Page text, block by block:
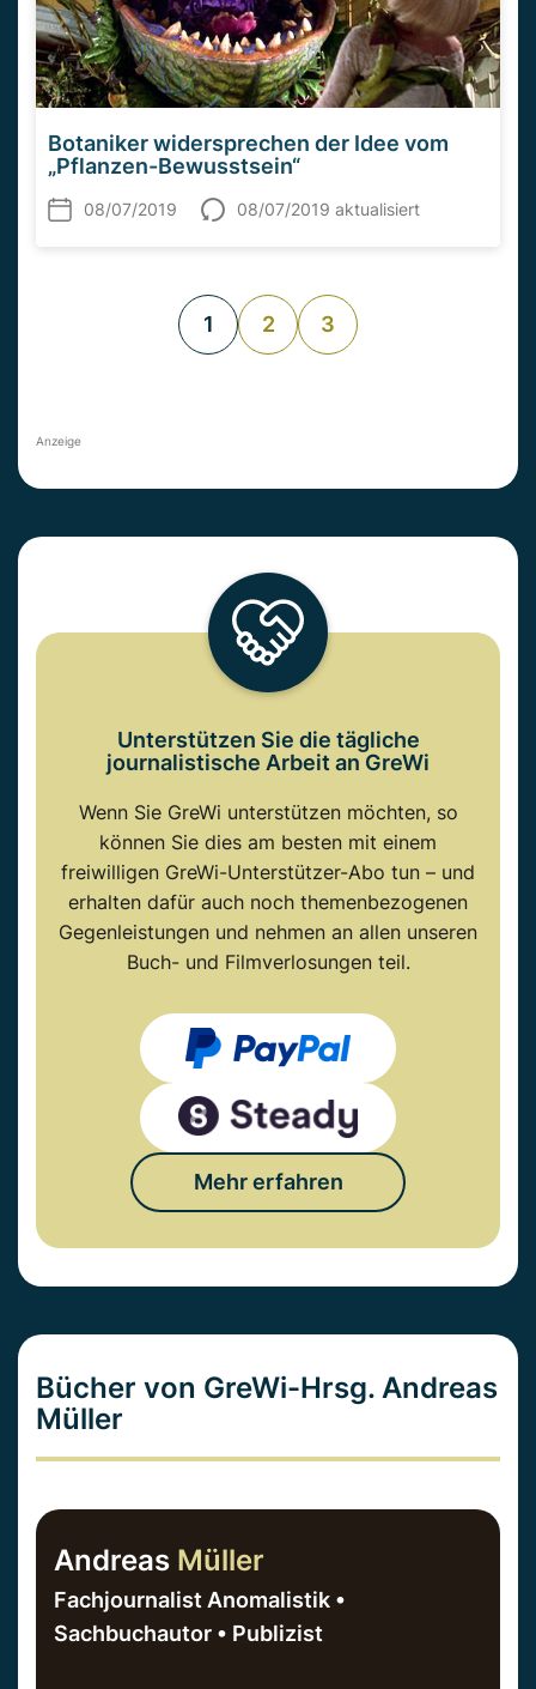
Botaniker widersprechen der Idee vom
„Pflanzen-Bewusstsein“
08/07/2019 08/07/2019 aktualisiert
1 2 3
Anzeige
Unterstützen Sie die tägliche
journalistische Arbeit an GreWi
Wenn Sie GreWi unterstützen möchten, so
können Sie dies am besten mit einem
freiwilligen GreWi-Unterstützer-Abo tun – und
erhalten dafür auch noch themenbezogenen
Gegenleistungen und nehmen an allen unseren
Buch- und Filmverlosungen teil.
Mehr erfahren
Bücher von GreWi-Hrsg. Andreas
Müller
Andreas Müller
Fachjournalist Anomalistik •
Sachbuchautor • Publizist